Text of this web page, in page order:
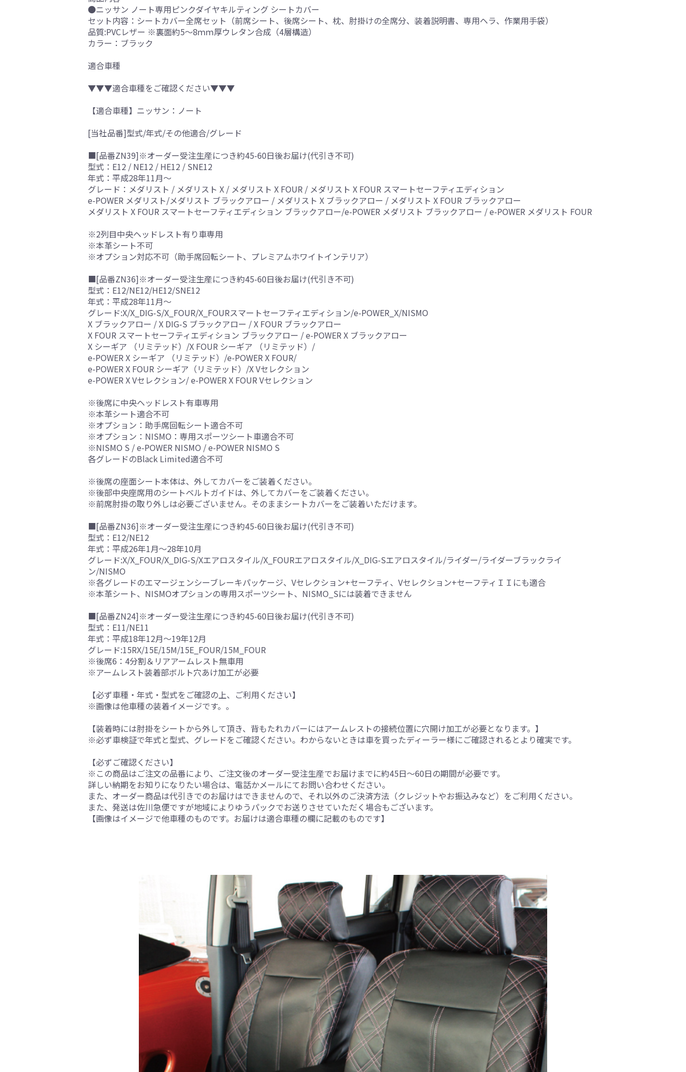
●ニッサン ノート専用ピンクダイヤキルティング シートカバー
セット内容：シートカバー全席セット（前席シート、後席シート、枕、肘掛けの全席分、装着説明書、専用ヘラ、作業用手袋）
品質:PVCレザー ※裏面約5～8ｍｍ厚ウレタン合成（4層構造）
カラー：ブラック
適合車種
▼▼▼適合車種をご確認ください▼▼▼
【適合車種】ニッサン：ノート
[当社品番]型式/年式/その他適合/グレード
■[品番ZN39]※オーダー受注生産につき約45-60日後お届け(代引き不可)
型式：E12 / NE12 / HE12 / SNE12
年式：平成28年11月～
グレード：メダリスト / メダリスト X / メダリスト X FOUR / メダリスト X FOUR スマートセーフティエディション
e-POWER メダリスト/メダリスト ブラックアロー / メダリスト X ブラックアロー / メダリスト X FOUR ブラックアロー
メダリスト X FOUR スマートセーフティエディション ブラックアロー/e-POWER メダリスト ブラックアロー / e-POWER メダリスト FOUR
※2列目中央ヘッドレスト有り車専用
※本革シート不可
※オプション対応不可（助手席回転シート、プレミアムホワイトインテリア）
■[品番ZN36]※オーダー受注生産につき約45-60日後お届け(代引き不可)
型式：E12/NE12/HE12/SNE12
年式：平成28年11月～
グレード:X/X_DIG-S/X_FOUR/X_FOURスマートセーフティエディション/e-POWER_X/NISMO
X ブラックアロー / X DIG-S ブラックアロー / X FOUR ブラックアロー
X FOUR スマートセーフティエディション ブラックアロー / e-POWER X ブラックアロー
X シーギア （リミテッド）/X FOUR シーギア （リミテッド）/
e-POWER X シーギア （リミテッド）/e-POWER X FOUR/
e-POWER X FOUR シーギア（リミテッド）/X Vセレクション
e-POWER X Vセレクション/ e-POWER X FOUR Vセレクション
※後席に中央ヘッドレスト有車専用
※本革シート適合不可
※オプション：助手席回転シート適合不可
※オプション：NISMO：専用スポーツシート車適合不可
※NISMO S / e-POWER NISMO / e-POWER NISMO S
各グレードのBlack Limited適合不可
※後席の座面シート本体は、外してカバーをご装着ください。
※後部中央座席用のシートベルトガイドは、外してカバーをご装着ください。
※前席肘掛の取り外しは必要ございません。そのままシートカバーをご装着いただけます。
■[品番ZN36]※オーダー受注生産につき約45-60日後お届け(代引き不可)
型式：E12/NE12
年式：平成26年1月～28年10月
グレード:X/X_FOUR/X_DIG-S/Xエアロスタイル/X_FOURエアロスタイル/X_DIG-Sエアロスタイル/ライダー/ライダーブラックライ
ン/NISMO
※各グレードのエマージェンシーブレーキパッケージ、Vセレクション+セーフティ、Vセレクション+セーフティＩＩにも適合
※本革シート、NISMOオプションの専用スポーツシート、NISMO_Sには装着できません
■[品番ZN24]※オーダー受注生産につき約45-60日後お届け(代引き不可)
型式：E11/NE11
年式：平成18年12月～19年12月
グレード:15RX/15E/15M/15E_FOUR/15M_FOUR
※後席6：4分割＆リアアームレスト無車用
※アームレスト装着部ボルト穴あけ加工が必要
【必ず車種・年式・型式をご確認の上、ご利用ください】
※画像は他車種の装着イメージです。。
【装着時には肘掛をシートから外して頂き、背もたれカバーにはアームレストの接続位置に穴開け加工が必要となります。】
※必ず車検証で年式と型式、グレードをご確認ください。わからないときは車を買ったディーラー様にご確認されるとより確実です。
【必ずご確認ください】
※この商品はご注文の品番により、ご注文後のオーダー受注生産でお届けまでに約45日～60日の期間が必要です。
詳しい納期をお知りになりたい場合は、電話かメールにてお問い合わせください。
また、オーダー商品は代引きでのお届けはできませんので、それ以外のご決済方法（クレジットやお振込みなど）をご利用ください。
また、発送は佐川急便ですが地域によりゆうパックでお送りさせていただく場合もございます。
【画像はイメージで他車種のものです。お届けは適合車種の欄に記載のものです】